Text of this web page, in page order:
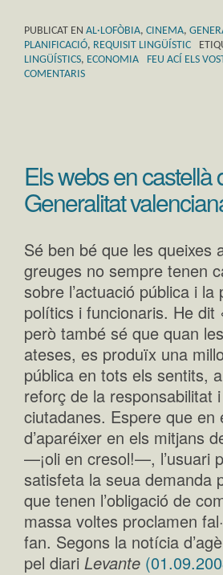
PUBLICAT EN AL·LOFÒBIA, CINEMA,
PLANIFICACIÓ, REQUISIT LINGÜÍSTIC
LINGÜÍSTICS, ECONOMIA
FEU ACÍ ELS
COMENTARIS
Els webs en castellà
Generalitat
Sé ben bé que les queixes
greuges no sempre tenen
sobre l’actuació pública i
polítics i funcionaris. He dit
però també sé que quan
ateses, es produïx una
pública en tots els sentits,
reforç de la responsabilitat
ciutadanes. Espere que en
d’aparéixer en els mitjans
—¡oli en cresol!—, l’usuari
satisfeta la seua demanda
que tenen l’obligació de
massa voltes proclamen
fan. Segons la notícia
pel diari Levante